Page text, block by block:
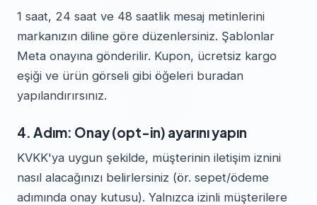
1 saat, 24 saat ve 48 saatlik mesaj metinlerini
markanızın diline göre düzenlersiniz. Şablonlar
Meta onayına gönderilir. Kupon, ücretsiz kargo
eşiği ve ürün görseli gibi öğeleri buradan
yapılandırırsınız.
4. Adım: Onay (opt-in) ayarını yapın
KVKK'ya uygun şekilde, müşterinin iletişim iznini
nasıl alacağınızı belirlersiniz (ör. sepet/ödeme
adımında onay kutusu). Yalnızca izinli müşterilere